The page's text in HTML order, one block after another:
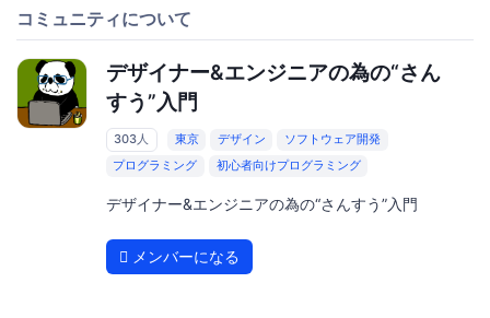
コミュニティについて
デザイナー&エンジニアの為の“さん
すう”入門
303人 東京 デザイン
ソフトウェア開発
プログラミング
初心者向けプログラミング
デザイナー&エンジニアの為の“さんすう”入門
メンバーになる